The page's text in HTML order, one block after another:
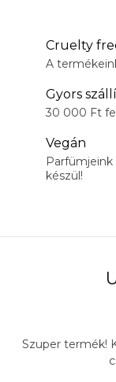
Cruelty
A
Gyors
30 000 Ft
Vegán
készül!
Szuper termék!